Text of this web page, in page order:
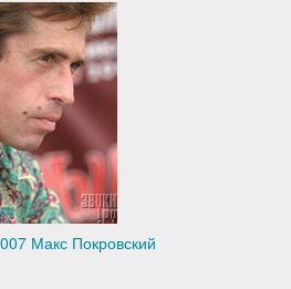
Макс Покровский